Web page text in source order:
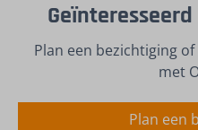
Plan een bezichtiging
met
Plan een